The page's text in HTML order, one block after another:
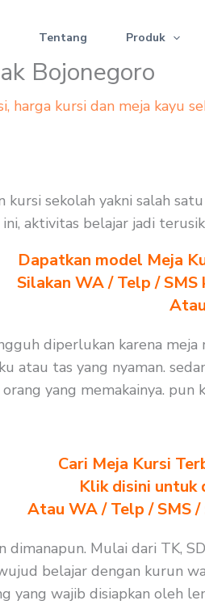
Tentang Produk
Bojonegoro
, harga kursi dan meja kayu
kursi sekolah yakni salah
aktivitas belajar jadi
Dapatkan model Meja
Silakan WA / Telp /
diperlukan karena
atau tas yang nyaman.
yang memakainya.
Cari Meja Kursi
Klik disini untuk
Atau WA / Telp / SMS
Mulai dari TK,
belajar dengan kurun
yang wajib disiapkan oleh